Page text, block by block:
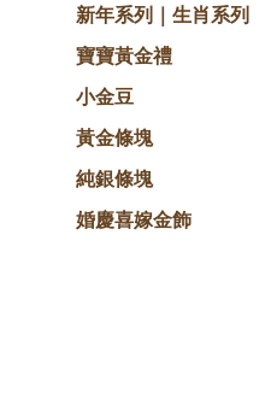
新年系列｜生肖系列
寶寶黃金禮
小金豆
黃金條塊
純銀條塊
婚慶喜嫁金飾